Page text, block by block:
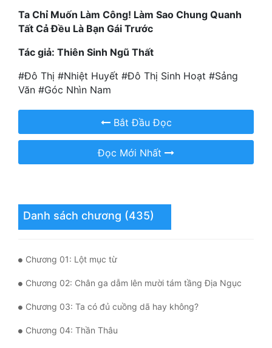
Lịch Sử
Mưu Mô
Mạt Thế
Phong Thủy - Tâm Linh
Ta Chỉ Muốn Làm Công! Làm Sao Chung Quanh
Tất Cả Đều Là Bạn Gái Trước
Tác giả: Thiên Sinh Ngũ Thất
#Đô Thị #Nhiệt Huyết #Đô Thị Sinh Hoạt #Sảng
Văn #Góc Nhìn Nam
Bắt Đầu Đọc
Đọc Mới Nhất
Danh sách chương (435)
Chương 01: Lột mục từ
Chương 02: Chân ga dẫm lên mười tám tầng Địa Ngục
Chương 03: Ta có đủ cuồng dã hay không?
Chương 04: Thần Thâu